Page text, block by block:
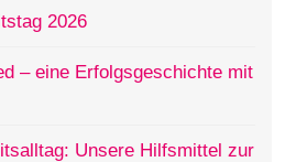
2026
– eine Erfolgsgeschichte mit
Unsere Hilfsmittel zur